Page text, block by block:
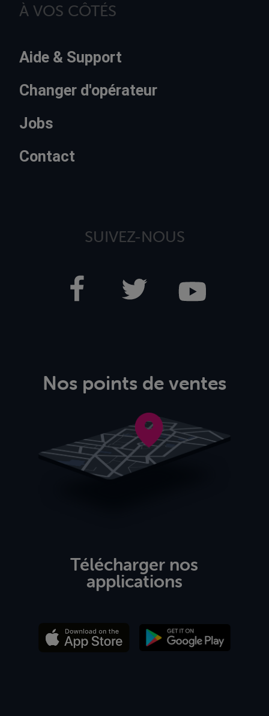
À VOS CÔTÉS
Aide & Support
Changer d'opérateur
Jobs
Contact
SUIVEZ-NOUS
Nos points de ventes
Télécharger nos
applications